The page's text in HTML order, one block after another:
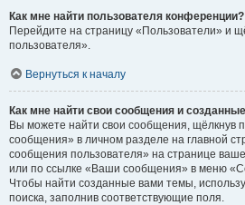
Как мне найти пользователя конференции?
Перейдите на страницу «Пользователи» и
пользователя».
Вернуться к началу
Как мне найти свои сообщения и
Вы можете найти свои сообщения, щёлкнув
сообщения» в личном разделе на главной
сообщения пользователя» на странице
или по ссылке «Ваши сообщения» в меню
Чтобы найти созданные вами темы,
поиска, заполнив соответствующие поля.